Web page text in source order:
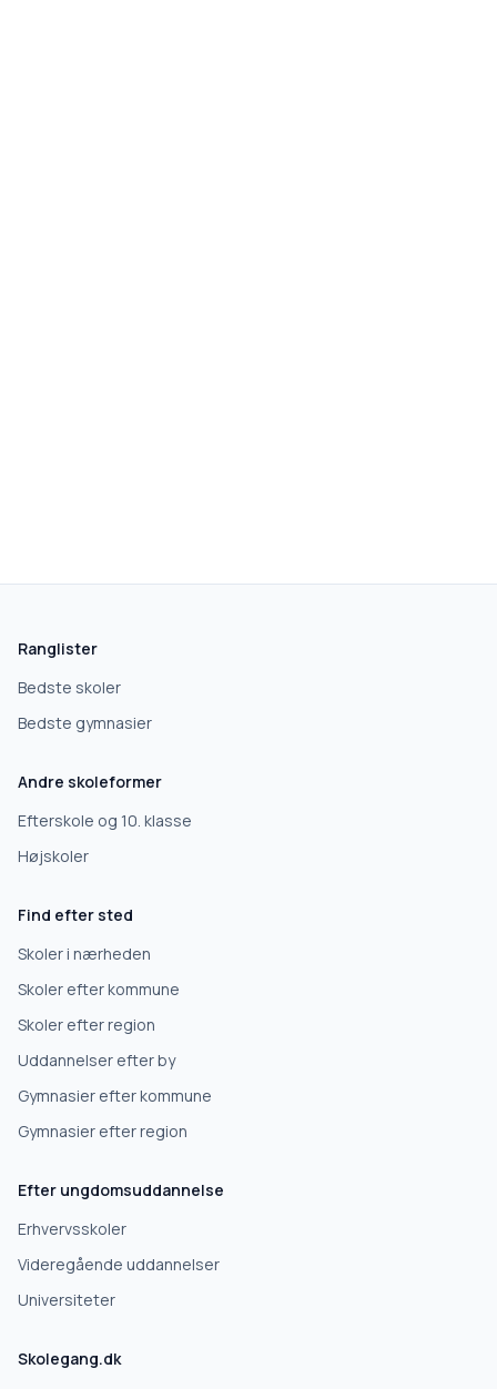
Hvad leder du efter?
Grundskole
10. klasse
Erhvervsuddannelse
Videregående uddannelse
Ranglister
Bedste skoler
Bedste gymnasier
Andre skoleformer
Efterskole og 10. klasse
Højskoler
Find efter sted
Skoler i nærheden
Skoler efter kommune
Skoler efter region
Uddannelser efter by
Gymnasier efter kommune
Gymnasier efter region
Efter ungdomsuddannelse
Erhvervsskoler
Videregående uddannelser
Universiteter
Skolegang.dk